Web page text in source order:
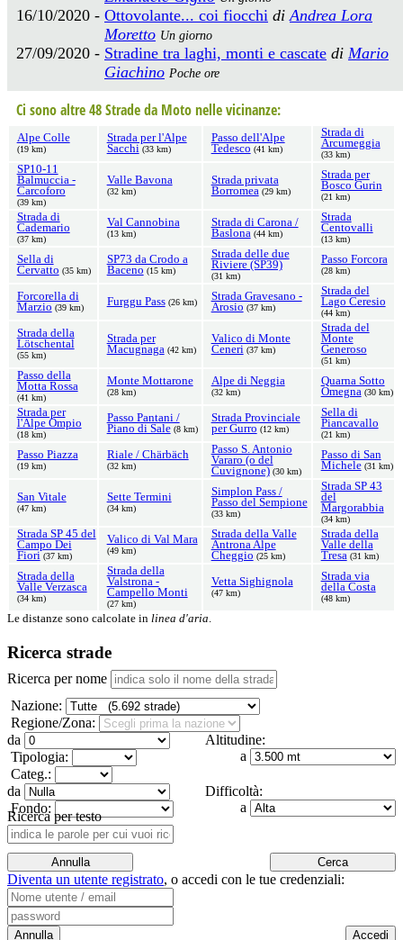
16/10/2020 - Ottovolante... coi fiocchi di Andrea Lora
Moretto Un giorno
27/09/2020 - Stradine tra laghi, monti e cascate di Mario
Giachino Poche ore
Ci sono altre 48 Strade da Moto nelle vicinanze:
Alpe Colle
(19 km)
Strada per l'Alpe
Sacchi (33 km)
Passo dell'Alpe
Tedesco (41 km)
Strada di
Arcumeggia
(33 km)
SP10-11
Balmuccia -
Carcoforo
(39 km)
Valle Bavona
(32 km)
Strada privata
Borromea (29 km)
Strada per
Bosco Gurin
(21 km)
Strada di
Cademario
(37 km)
Val Cannobina
(13 km)
Strada di Carona /
Baslona (44 km)
Strada
Centovalli
(13 km)
Sella di
Cervatto (35 km)
SP73 da Crodo a
Baceno (15 km)
Strada delle due
Riviere (SP39)
(31 km)
Passo Forcora
(28 km)
Forcorella di
Marzio (39 km) Furggu Pass (26 km)
Strada Gravesano -
Arosio (37 km)
Strada del
Lago Ceresio
(44 km)
Strada della
Lötschental
(55 km)
Strada per
Macugnaga (42 km)
Valico di Monte
Ceneri (37 km)
Strada del
Monte
Generoso
(51 km)
Passo della
Motta Rossa
(41 km)
Monte Mottarone
(28 km)
Alpe di Neggia
(32 km)
Quarna Sotto
Omegna (30 km)
Strada per
l'Alpe Ompio
(18 km)
Passo Pantani /
Piano di Sale (8 km)
Strada Provinciale
per Gurro (12 km)
Sella di
Piancavallo
(21 km)
Passo Piazza
(19 km)
Riale / Chärbäch
(32 km)
Passo S. Antonio
Vararo (o del
Cuvignone) (30 km)
Passo di San
Michele (31 km)
San Vitale
(47 km)
Sette Termini
(34 km)
Simplon Pass /
Passo del Sempione
(33 km)
Strada SP 43
del
Margorabbia
(34 km)
Strada SP 45 del
Campo Dei
Fiori (37 km)
Valico di Val Mara
(49 km)
Strada della Valle
Antrona Alpe
Cheggio (25 km)
Strada della
Valle della
Tresa (31 km)
Strada della
Valle Verzasca
(34 km)
Strada della
Valstrona -
Campello Monti
(27 km)
Vetta Sighignola
(47 km)
Strada via
della Costa
(48 km)
Le distanze sono calcolate in linea d'aria.
Ricerca strade
Ricerca per nome
Nazione:
Regione/Zona:
Altitudine:
da
a
Tipologia:
Categ.:
Difficoltà:
da
a
Fondo:
Ricerca per testo
Diventa un utente registrato, o accedi con le tue credenziali: